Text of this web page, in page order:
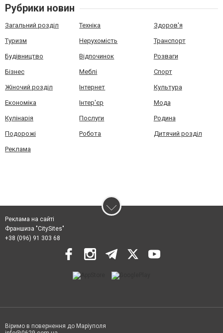
Рубрики новин
Загальний розділ Техніка Здоров'я
Туризм Нерухомість Транспорт
Будівництво Відпочинок Розваги
Бізнес Меблі Спорт
Жіночий розділ Інтернет Культура
Економіка Інтер'єр Мода
Кулінарія Послуги Родина
Подорожі Робота Дитячий розділ
Реклама
Реклама на сайті
Франшиза "CitySites"
+38 (096) 91 303 68
Віримо в повернення до Маріуполя